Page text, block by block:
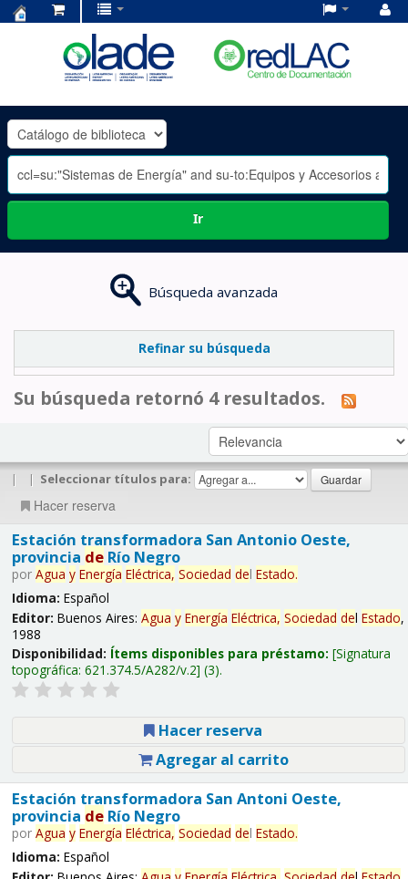
OLADE
-
Ir
Búsqueda avanzada
Refinar su búsqueda
Su búsqueda retornó 4 resultados.
| | Seleccionar títulos para:
Hacer reserva
Estación transformadora San Antonio Oeste,
provincia deRío Negro
por Agua y Energía Eléctrica, Sociedad del Estado.
Idioma: Español
Editor: Buenos Aires: Agua y Energía Eléctrica, Sociedad del Estado,
1988
Disponibilidad: Ítems disponibles para préstamo: Signatura
topográfica: 621.374.5/A282/v.2 (3).
Hacer reserva
Agregar al carrito
Estación transformadora San Antoni Oeste,
provincia deRío Negro
por Agua y Energía Eléctrica, Sociedad del Estado.
Idioma: Español